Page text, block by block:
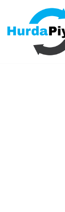
İçeriğe
geç